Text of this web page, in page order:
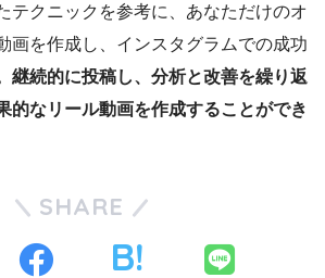
テクニックを参考に、あなただけのオ
画を作成し、インスタグラムでの成功
継続的に投稿し、分析と改善を繰り返
的なリール動画を作成することができ
SHARE